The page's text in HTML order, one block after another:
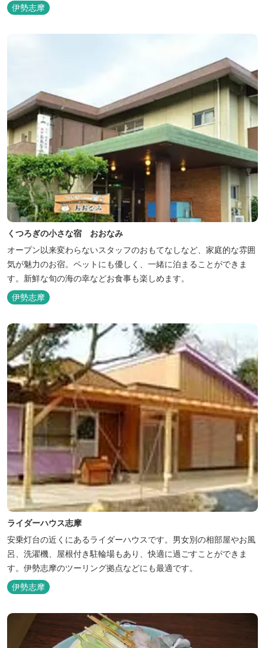
伊勢志摩
くつろぎの小さな宿 おおなみ
オープン以来変わらないスタッフのおもてなしなど、家庭的な雰囲
気が魅力のお宿。ペットにも優しく、一緒に泊まることができま
す。新鮮な旬の海の幸などお食事も楽しめます。
伊勢志摩
ライダーハウス志摩
安乗灯台の近くにあるライダーハウスです。男女別の相部屋やお風
呂、洗濯機、屋根付き駐輪場もあり、快適に過ごすことができま
す。伊勢志摩のツーリング拠点などにも最適です。
伊勢志摩